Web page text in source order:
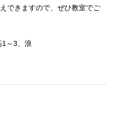
できますので、ぜひ教室でご
1～3、浪